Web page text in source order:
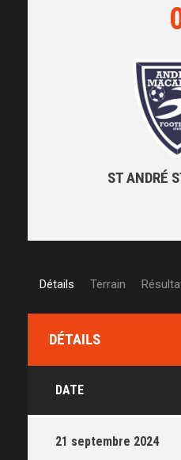
ST ANDRÉ
Détails Terrain
DÉTAILS
DATE
21 septembre 2024